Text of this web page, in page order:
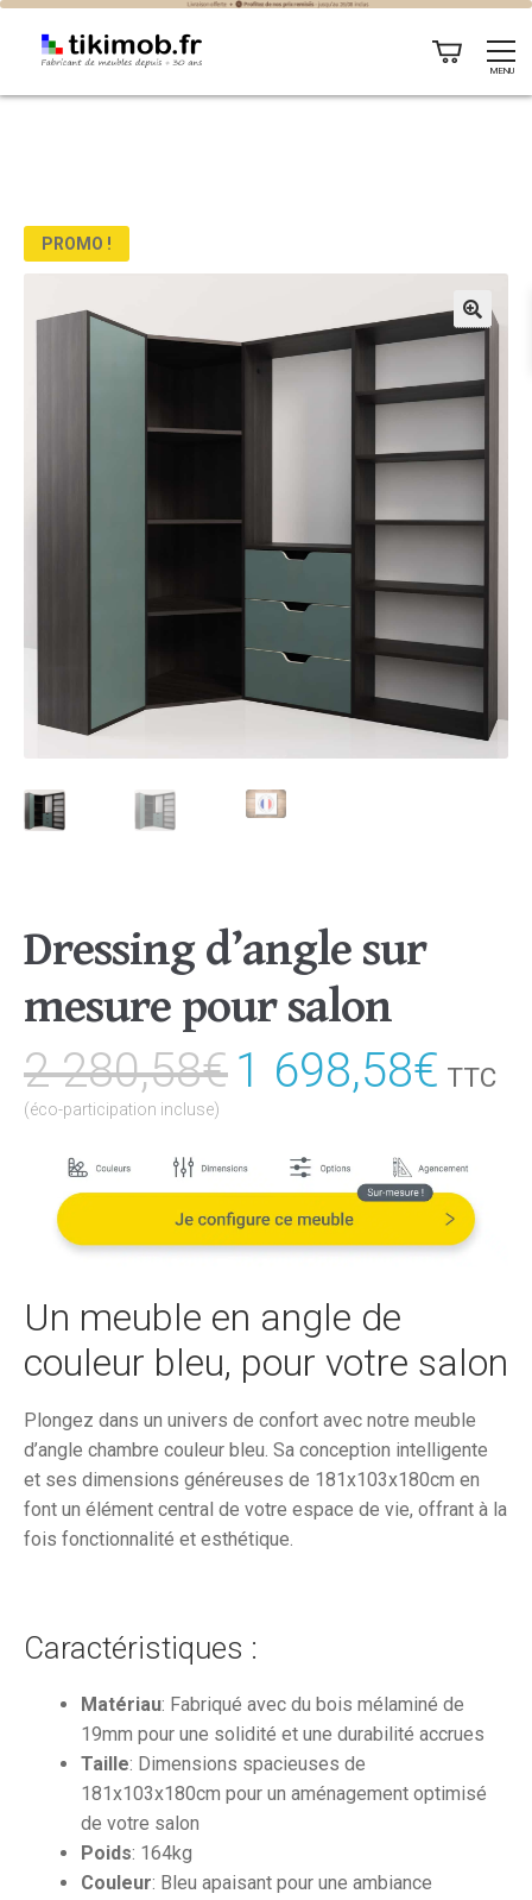
MENU
PROMO !
🔍
Dressing d’angle sur
mesure pour salon
2 280,58€Le
initial
était :
2
280,58€.
1 698,58€Le
est :
1
TTC
(éco-participation incluse)
Un meuble en angle de
couleur bleu, pour votre salon
Plongez dans un univers de confort avec notre meuble
d’angle chambre couleur bleu. Sa conception intelligente
et ses dimensions généreuses de 181x103x180cm en
font un élément central de votre espace de vie, offrant à la
fois fonctionnalité et esthétique.
Caractéristiques :
Matériau: Fabriqué avec du bois mélaminé de
19mm pour une solidité et une durabilité accrues
Taille: Dimensions spacieuses de
181x103x180cm pour un aménagement optimisé
de votre salon
Poids: 164kg
Couleur: Bleu apaisant pour une ambiance